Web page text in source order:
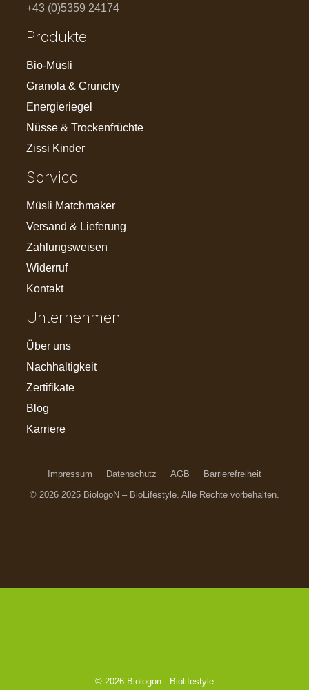
+43 (0)5359 24174
Produkte
Bio-Müsli
Granola & Crunchy
Energieriegel
Nüsse & Trockenfrüchte
Zissi Kinder
Service
Müsli Matchmaker
Versand & Lieferung
Zahlungsweisen
Widerruf
Kontakt
Unternehmen
Über uns
Nachhaltigkeit
Zertifikate
Blog
Karriere
Impressum Datenschutz AGB
Barrierefreiheit
© 2026 2025 BiologoN – BioLifestyle. Alle Rechte vorbehalten.
© 2026 Biologon - Biolifestyle